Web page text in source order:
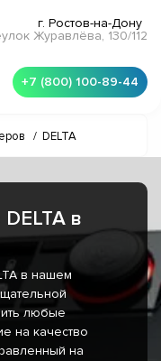
г. Ростов-на-Дону
Журавлёва, 130/112
+7 (800) 100-89-44
/ DELTA
в
в нашем
любые
на качество
на